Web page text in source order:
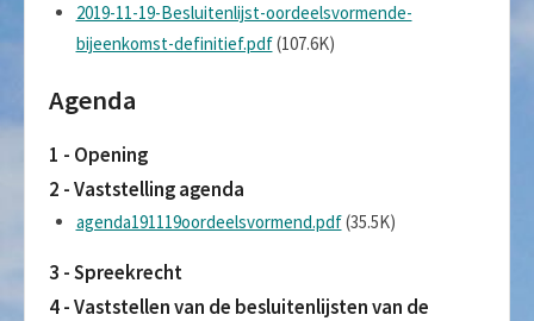
2019-11-19-Besluitenlijst-oordeelsvormende-
bijeenkomst-definitief.pdf(107.6K)
Agenda
1 - Opening
2 - Vaststelling agenda
agenda191119oordeelsvormend.pdf(35.5K)
3 - Spreekrecht
4 - Vaststellen van de besluitenlijsten van de